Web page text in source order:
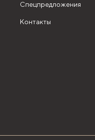
Спецпредложения
Контакты